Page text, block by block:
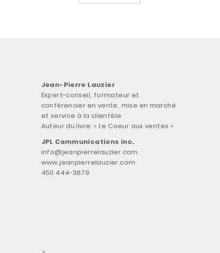
Jean-Pierre Lauzier
Expert-conseil, formateur et
conférencier en vente, mise en marché
et service à la clientèle
Auteur du livre: « Le Coeur aux ventes »
JPL Communications inc.
info@jeanpierrelauzier.com
www.jeanpierrelauzier.com
450 444-3879